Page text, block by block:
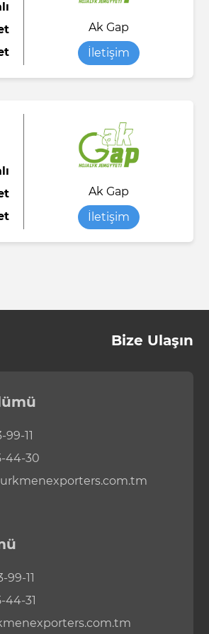
Ak Gap
İletişim
Ak Gap
İletişim
Bize Ulaşın
99-11
44-30
99-11
44-31